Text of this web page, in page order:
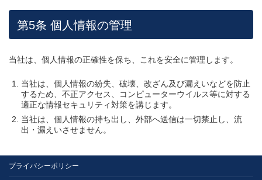
第5条 個人情報の管理
当社は、個人情報の正確性を保ち、これを安全に管理します。
当社は、個人情報の紛失、破壊、改ざん及び漏えいなどを防止
するため、不正アクセス、コンピューターウイルス等に対する
適正な情報セキュリティ対策を講じます。
当社は、個人情報の持ち出し、外部へ送信は一切禁止し、流
出・漏えいさせません。
プライバシーポリシー